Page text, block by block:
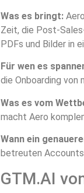
Was es bringt:
Zeit, die Post-
PDFs und Bilder in
Für wen es
die Onboarding
Was es vom
macht Aero
Wann ein
betreuten
GTM.AI